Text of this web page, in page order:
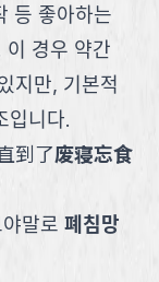
등 좋아하는
이 경우 약간
지만, 기본적
입니다.
到了废寝忘食
말로 폐침망